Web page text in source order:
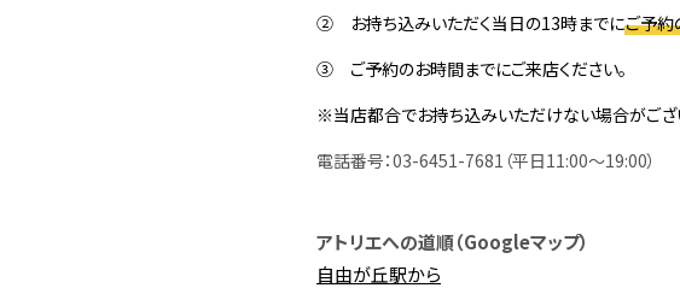
② お持ち込みいただく当日の13時までにご予約
③ ご予約のお時間までにご来店ください。
※当店都合でお持ち込みいただけない場合がござ
電話番号：03-6451-7681 （平日11:00～19:00）
アトリエへの道順（Googleマップ）
自由が丘駅から